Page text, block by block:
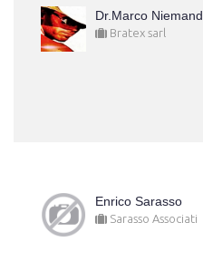
Dr.Marco Niemand
Bratex sarl
Enrico Sarasso
Sarasso Associati